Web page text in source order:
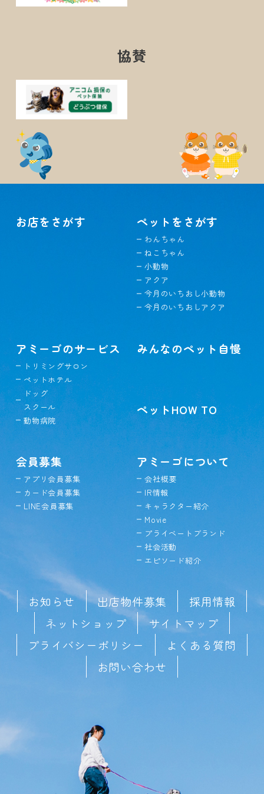
協賛
お店をさがす ペットをさがす
わんちゃん
ねこちゃん
小動物
アクア
今月のいちおし小動物
今月のいちおしアクア
アミーゴのサービス
トリミングサロン
ペットホテル
ドッグ
スクール
動物病院
みんなのペット自慢
ペットHOW TO
会員募集
アプリ会員募集
カード会員募集
LINE会員募集
アミーゴについて
会社概要
IR情報
キャラクター紹介
Movie
プライベートブランド
社会活動
エピソード紹介
お知らせ 出店物件募集
採用情報
ネットショップ
サイトマップ
プライバシーポリシー
よくある質問
お問い合わせ